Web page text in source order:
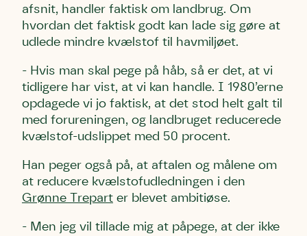
afsnit, handler faktisk om landbrug. Om
hvordan det faktisk godt kan lade sig gøre at
udlede mindre kvælstof til havmiljøet.
- Hvis man skal pege på håb, så er det, at vi
tidligere har vist, at vi kan handle. I 1980’erne
opdagede vi jo faktisk, at det stod helt galt til
med forureningen, og landbruget reducerede
kvælstof-udslippet med 50 procent.
Han peger også på, at aftalen og målene om
at reducere kvælstofudledningen i den
Grønne Trepart er blevet ambitiøse.
- Men jeg vil tillade mig at påpege, at der ikke